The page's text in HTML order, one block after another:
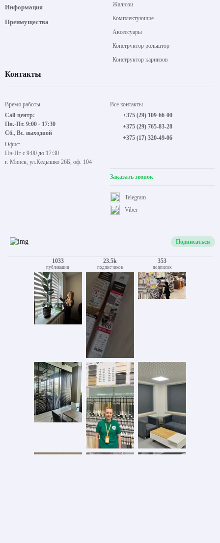
Информация
Преимущества
Жалюзи
Комплектующие
Аксессуары
Конструктор рольштор
Конструктор карнизов
Контакты
Время работы
Call-центр:
Пн.-Пт. 9:00 - 17:30
Сб., Вс. выходной
Офис:
Пн-Пт с 9:00 до 17:30
г. Минск, ул.Кедышко 26Б, оф. 104
Все контакты
+375 (29) 109-66-00
+375 (29) 765-83-28
+375 (17) 320-49-06
Заказать звонок
Viber
Telegram
Подписаться
1033
публикации
23.5k
подписчиков
353
подписок